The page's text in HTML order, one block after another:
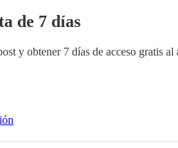
de 7 días
y obtener 7 días de acceso gratis